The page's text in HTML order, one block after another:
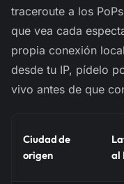
traceroute a los
que vea cada
propia conexión
desde tu IP, pídelo
vivo antes de que
Ciudad de
origen
al